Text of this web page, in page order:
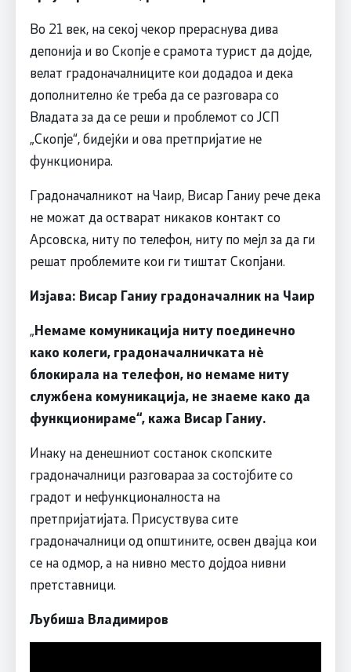
Во 21 век, на секој чекор прераснува дива
депонија и во Скопје е срамота турист да дојде,
велат градоначалниците кои додадоа и дека
дополнително ќе треба да се разговара со
Владата за да се реши и проблемот со ЈСП
„Скопје“, бидејќи и ова претпријатие не
функционира.
Градоначалникот на Чаир, Висар Ганиу рече дека
не можат да остварат никаков контакт со
Арсовска, ниту по телефон, ниту по мејл за да ги
решат проблемите кои ги тиштат Скопјани.
Изјава: Висар Ганиу градоначалник на Чаир
„Немаме комуникација ниту поединечно
како колеги, градоначалничката нè
блокирала на телефон, но немаме ниту
службена комуникација, не знаеме како да
функционираме“, кажа Висар Ганиу.
Инаку на денешниот состанок скопските
градоначалници разговараа за состојбите со
градот и нефункционалноста на
претпријатијата. Присуствува сите
градоначалници од општините, освен двајца кои
се на одмор, а на нивно место дојдоа нивни
претставници.
Љубиша Владимиров